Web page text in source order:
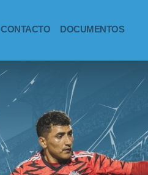
CONTACTO DOCUMENTOS